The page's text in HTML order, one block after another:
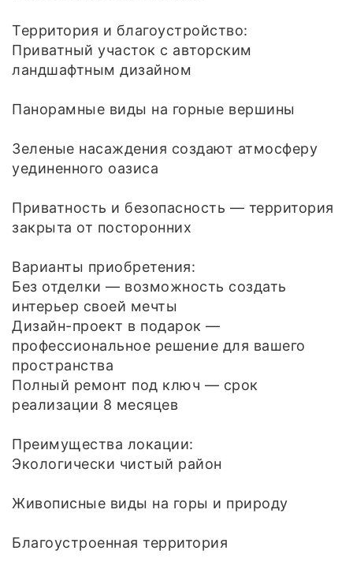
Территория и благоустройство:
Приватный участок с авторским
ландшафтным дизайном
Панорамные виды на горные вершины
Зеленые насаждения создают атмосферу
уединенного оазиса
Приватность и безопасность — территория
закрыта от посторонних
Варианты приобретения:
Без отделки — возможность создать
интерьер своей мечты
Дизайн-проект в подарок —
профессиональное решение для вашего
пространства
Полный ремонт под ключ — срок
реализации 8 месяцев
Преимущества локации:
Экологически чистый район
Живописные виды на горы и природу
Благоустроенная территория